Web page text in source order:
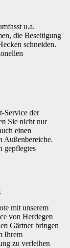
u.a.
die Beseitigung
schneiden.
Service der
Sie nicht nur
einen
Außenbereiche.
gepflegtes
mit unserem
von Herdegen
Gärtner bringen
Ihrem
zu verleihen